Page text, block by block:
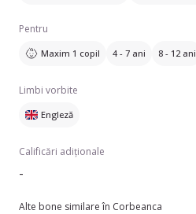
Pentru
Maxim 1 copil 4 - 7 ani 8 - 12 ani
Limbi vorbite
Engleză
Calificări adiționale
-
Alte bone similare în Corbeanca